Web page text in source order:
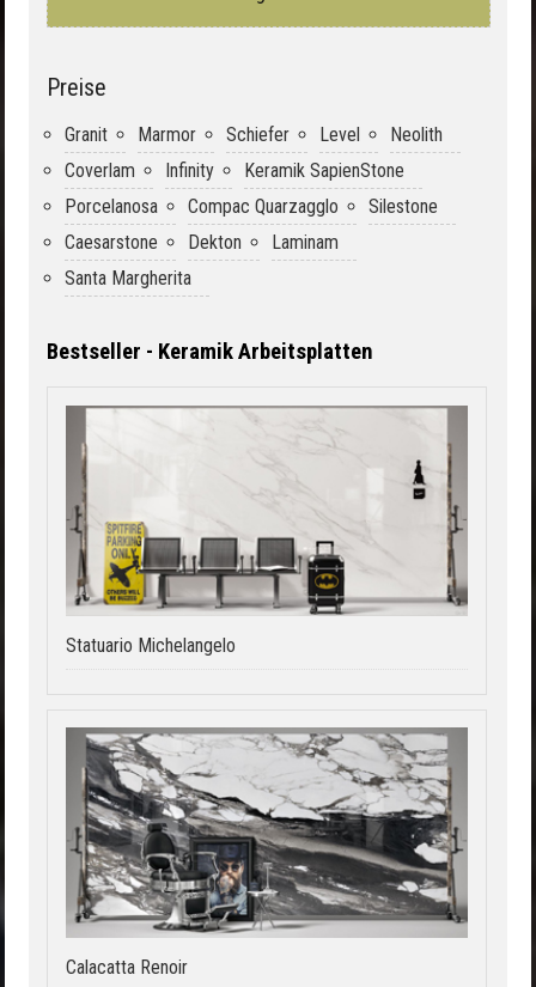
Preise
Granit Marmor Schiefer Level
Neolith
Coverlam
Infinity
Keramik SapienStone
Porcelanosa
Compac Quarzagglo
Silestone
Caesarstone
Dekton
Laminam
Santa Margherita
Bestseller - Keramik Arbeitsplatten
Statuario Michelangelo
Calacatta Renoir